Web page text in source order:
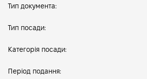
Тип документа:
Тип посади:
Категорія посади:
Період подання: